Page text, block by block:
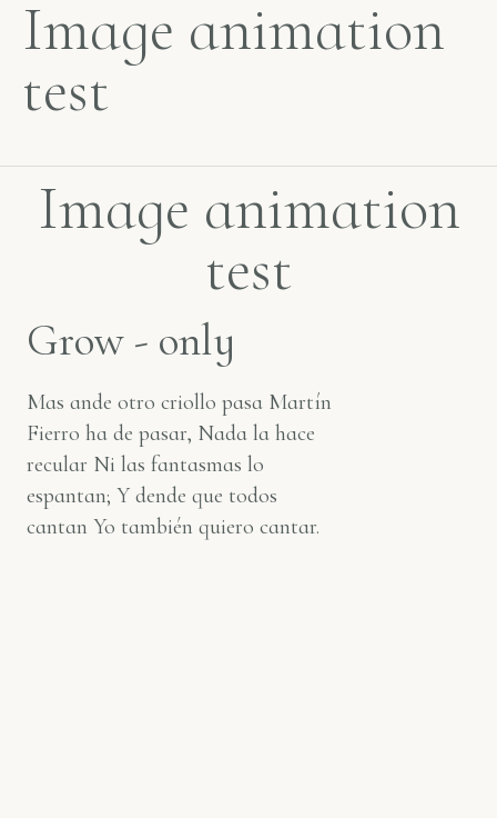
Image animation
test
Image animation
test
Grow - only
Mas ande otro criollo pasa Martín
Fierro ha de pasar, Nada la hace
recular Ni las fantasmas lo
espantan; Y dende que todos
cantan Yo también quiero cantar.